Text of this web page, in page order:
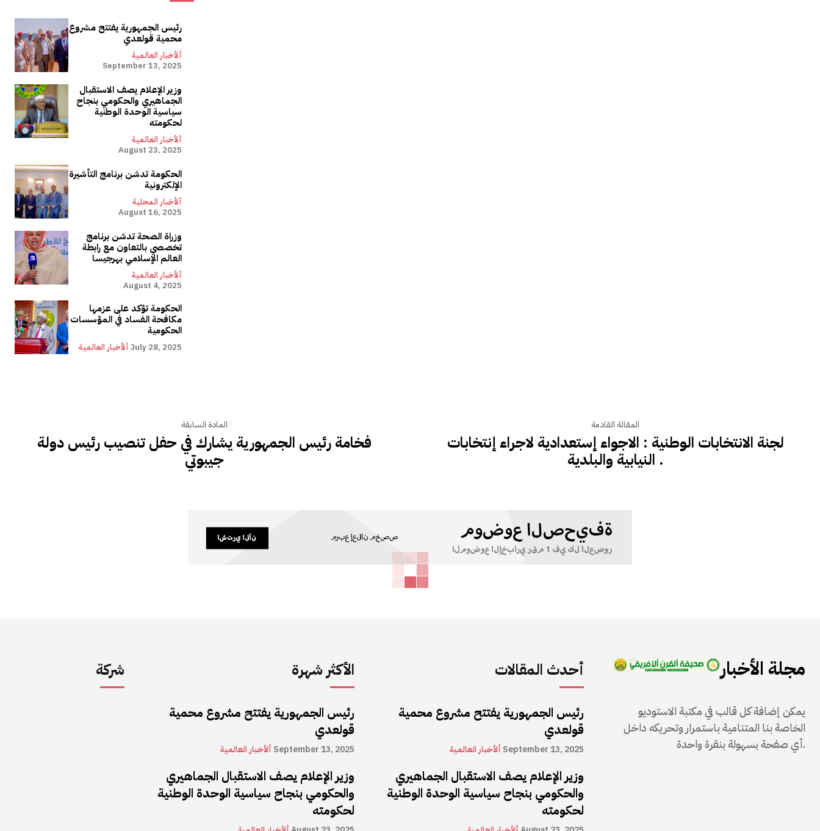
رئيس الجمهورية يفتتح مشروع
محمية قولعدي
ألأخبار العالمية
September 13, 2025
وزير الإعلام يصف الاستقبال
الجماهيري والحكومي بنجاح
سياسية الوحدة الوطنية
لحكومته
ألأخبار العالمية
August 23, 2025
الحكومة تدشن برنامج التأشيرة
الإلكترونية
ألأخبار المحلية
August 16, 2025
وزراة الصحة تدشن برنامج
تخصصي بالتعاون مع رابطة
العالم الإسلامي بهرجيسا
ألأخبار العالمية
August 4, 2025
الحكومة تؤكد على عزمها
مكافحة الفساد في المؤسسات
الحكومية
ألأخبار العالمية July 28, 2025
المادة السابقة
فخامة رئيس الجمهورية يشارك في حفل تنصيب رئيس دولة
جيبوتي
المقالة القادمة
لجنة الانتخابات الوطنية : الاجواء إستعدادية لاجراء إنتخابات
النيابية والبلدية .
شركة الأكثر شهرة
رئيس الجمهورية يفتتح مشروع محمية
قولعدي
ألأخبار العالمية September 13, 2025
وزير الإعلام يصف الاستقبال الجماهيري
والحكومي بنجاح سياسية الوحدة الوطنية
لحكومته
أحدث المقالات
رئيس الجمهورية يفتتح مشروع محمية
قولعدي
ألأخبار العالمية September 13, 2025
وزير الإعلام يصف الاستقبال الجماهيري
والحكومي بنجاح سياسية الوحدة الوطنية
لحكومته
مجلة الأخبار
يمكن إضافة كل قالب في مكتبة الاستوديو
الخاصة بنا المتنامية باستمرار وتحريكه داخل
أي صفحة بسهولة بنقرة واحدة.